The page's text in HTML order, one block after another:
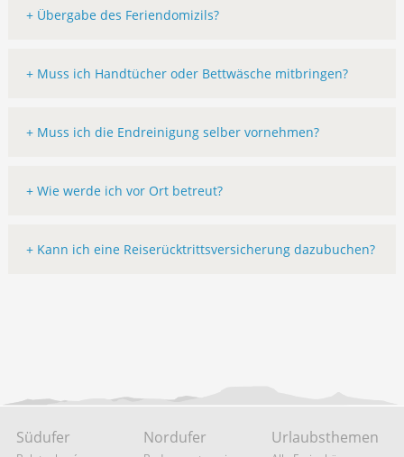
+ Übergabe des Feriendomizils?
+ Muss ich Handtücher oder Bettwäsche mitbringen?
+ Muss ich die Endreinigung selber vornehmen?
+ Wie werde ich vor Ort betreut?
+ Kann ich eine Reiserücktrittsversicherung dazubuchen?
Südufer Nordufer Urlaubsthemen